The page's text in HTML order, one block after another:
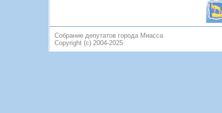
Собрание депутатов города Миасса
Copyright (c) 2004-2025